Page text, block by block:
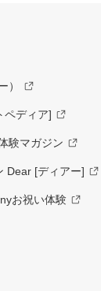
）
ペディア]
験マガジン
Dear [ディアー]
お祝い体験